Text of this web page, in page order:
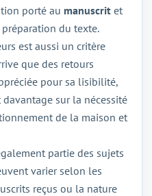
porté au manuscrit et
du texte.
est aussi un critère
que des retours
pour sa lisibilité,
sur la nécessité
de la maison et
partie des sujets
varier selon les
reçus ou la nature